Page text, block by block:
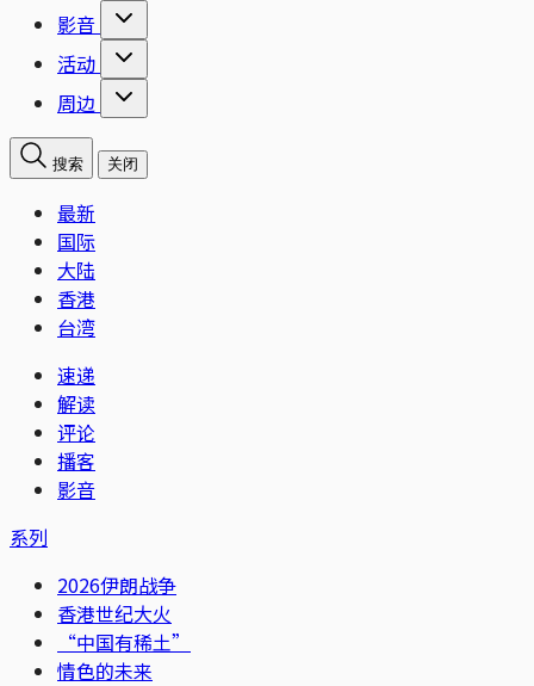
影音
活动
周边
搜索 关闭
最新
国际
大陆
香港
台湾
速递
解读
评论
播客
影音
系列
2026伊朗战争
香港世纪大火
“中国有稀土”
情色的未来